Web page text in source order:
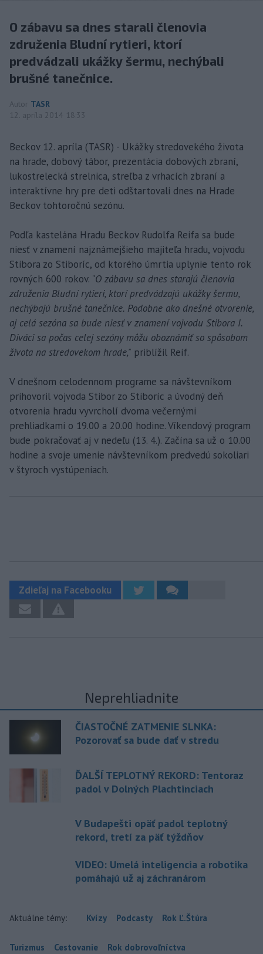
O zábavu sa dnes starali členovia
združenia Bludní rytieri, ktorí
predvádzali ukážky šermu, nechýbali
brušné tanečnice.
Autor TASR
12. apríla 2014 18:33
Beckov 12. apríla (TASR) - Ukážky stredovekého života
na hrade, dobový tábor, prezentácia dobových zbraní,
lukostrelecká strelnica, streľba z vrhacích zbraní a
interaktívne hry pre deti odštartovali dnes na Hrade
Beckov tohtoročnú sezónu.
Podľa kastelána Hradu Beckov Rudolfa Reifa sa bude
niesť v znamení najznámejšieho majiteľa hradu, vojvodu
Stibora zo Stiboríc, od ktorého úmrtia uplynie tento rok
rovných 600 rokov. "O zábavu sa dnes starajú členovia
združenia Bludní rytieri, ktorí predvádzajú ukážky šermu,
nechýbajú brušné tanečnice. Podobne ako dnešné otvorenie,
aj celá sezóna sa bude niesť v znamení vojvodu Stibora I.
Diváci sa počas celej sezóny môžu oboznámiť so spôsobom
života na stredovekom hrade," priblížil Reif.
V dnešnom celodennom programe sa návštevníkom
prihovoril vojvoda Stibor zo Stiboríc a úvodný deň
otvorenia hradu vyvrcholí dvoma večernými
prehliadkami o 19.00 a 20.00 hodine. Víkendový program
bude pokračovať aj v nedeľu (13. 4.). Začína sa už o 10.00
hodine a svoje umenie návštevníkom predvedú sokoliari
v štyroch vystúpeniach.
Zdieľaj na Facebooku
Neprehliadnite
ČIASTOČNÉ ZATMENIE SLNKA:
Pozorovať sa bude dať v stredu
ĎALŠÍ TEPLOTNÝ REKORD: Tentoraz
padol v Dolných Plachtinciach
V Budapešti opäť padol teplotný
rekord, tretí za päť týždňov
VIDEO: Umelá inteligencia a robotika
pomáhajú už aj záchranárom
Aktuálne témy: Kvízy Podcasty Rok Ľ.Štúra
Turizmus Cestovanie Rok dobrovoľníctva